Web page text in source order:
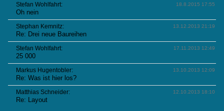
18.8.2015 17:55
Stefan Wohlfahrt:
Oh nein
13.12.2013 21:19
Stephan Kemnitz:
Re: Drei neue Baureihen
17.11.2013 12:49
Stefan Wohlfahrt:
25 000
13.10.2013 12:09
Markus Hugentobler:
Re: Was ist hier los?
12.10.2013 18:10
Matthias Schneider:
Re: Layout